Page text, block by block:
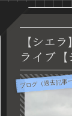
【シエ
ライブ【
ブログ（過去記事